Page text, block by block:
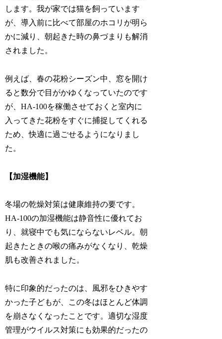
します。我が家では猫を飼っています
が、導入前に比べて部屋のホコリが明ら
かに減り、朝起きた時の鼻づまりも解消
されました。
例えば、春の花粉シーズン中、窓を開け
ると数分で目がかゆくなっていたのです
が、HA-100を稼働させておくと室内に
入ってきた花粉をすぐに捕捉してくれる
ため、快適に過ごせるようになりまし
た。
【加湿機能】
冬場の乾燥対策は健康維持の要です。
HA-100の加湿機能は静音性に優れてお
り、就寝中でも気にならないレベル。朝
起きたときの喉の痛みがなくなり、乾燥
肌も改善されました。
特に印象的だったのは、風邪をひきやす
かった子どもが、この冬はほとんど体調
を崩さなくなったことです。適切な湿度
管理がウイルス対策にも効果的だったの